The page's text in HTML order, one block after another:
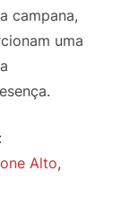
campana,
uma
Alto,